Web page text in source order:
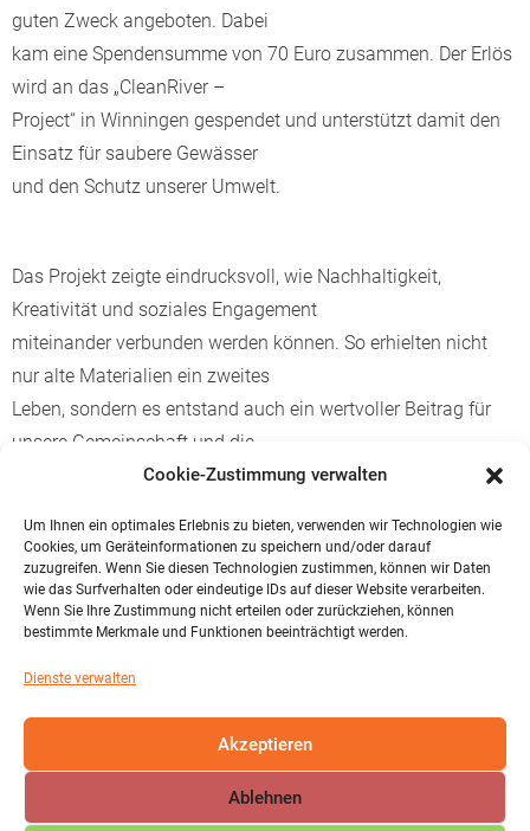
Cookie-Zustimmung verwalten
Um Ihnen ein optimales Erlebnis zu bieten, verwenden wir Technologien wie
Cookies, um Geräteinformationen zu speichern und/oder darauf
zuzugreifen. Wenn Sie diesen Technologien zustimmen, können wir Daten
wie das Surfverhalten oder eindeutige IDs auf dieser Website verarbeiten.
Wenn Sie Ihre Zustimmung nicht erteilen oder zurückziehen, können
bestimmte Merkmale und Funktionen beeinträchtigt werden.
Dienste verwalten
Akzeptieren
Ablehnen
guten Zweck angeboten. Dabei
kam eine Spendensumme von 70 Euro zusammen. Der Erlös
wird an das „CleanRiver –
Project“ in Winningen gespendet und unterstützt damit den
Einsatz für saubere Gewässer
und den Schutz unserer Umwelt.
Das Projekt zeigte eindrucksvoll, wie Nachhaltigkeit,
Kreativität und soziales Engagement
miteinander verbunden werden können. So erhielten nicht
nur alte Materialien ein zweites
Leben, sondern es entstand auch ein wertvoller Beitrag für
unsere Gemeinschaft und die
Ein besonderes Dankeschön geht an Frau Sarah Bender –
eine Integrationshelferin und Mut-
ter einer Schülerin, die uns während der Projekttage tatkräftig